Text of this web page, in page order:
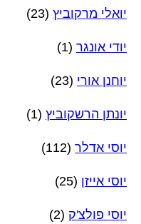
יואלי מרקוביץ (23)
יודי אונגר (1)
יוחנן אורי (23)
יונתן הרשקוביץ (1)
יוסי אדלר (112)
יוסי אייזן (25)
יוסי פולצ'ק (2)